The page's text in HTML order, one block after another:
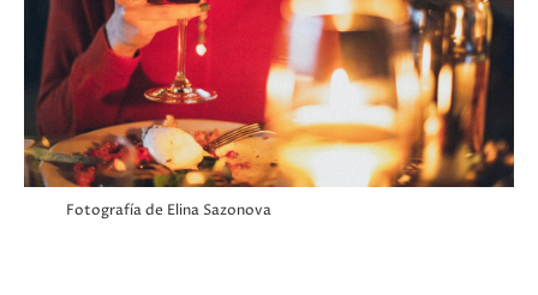
Fotografía de Elina Sazonova